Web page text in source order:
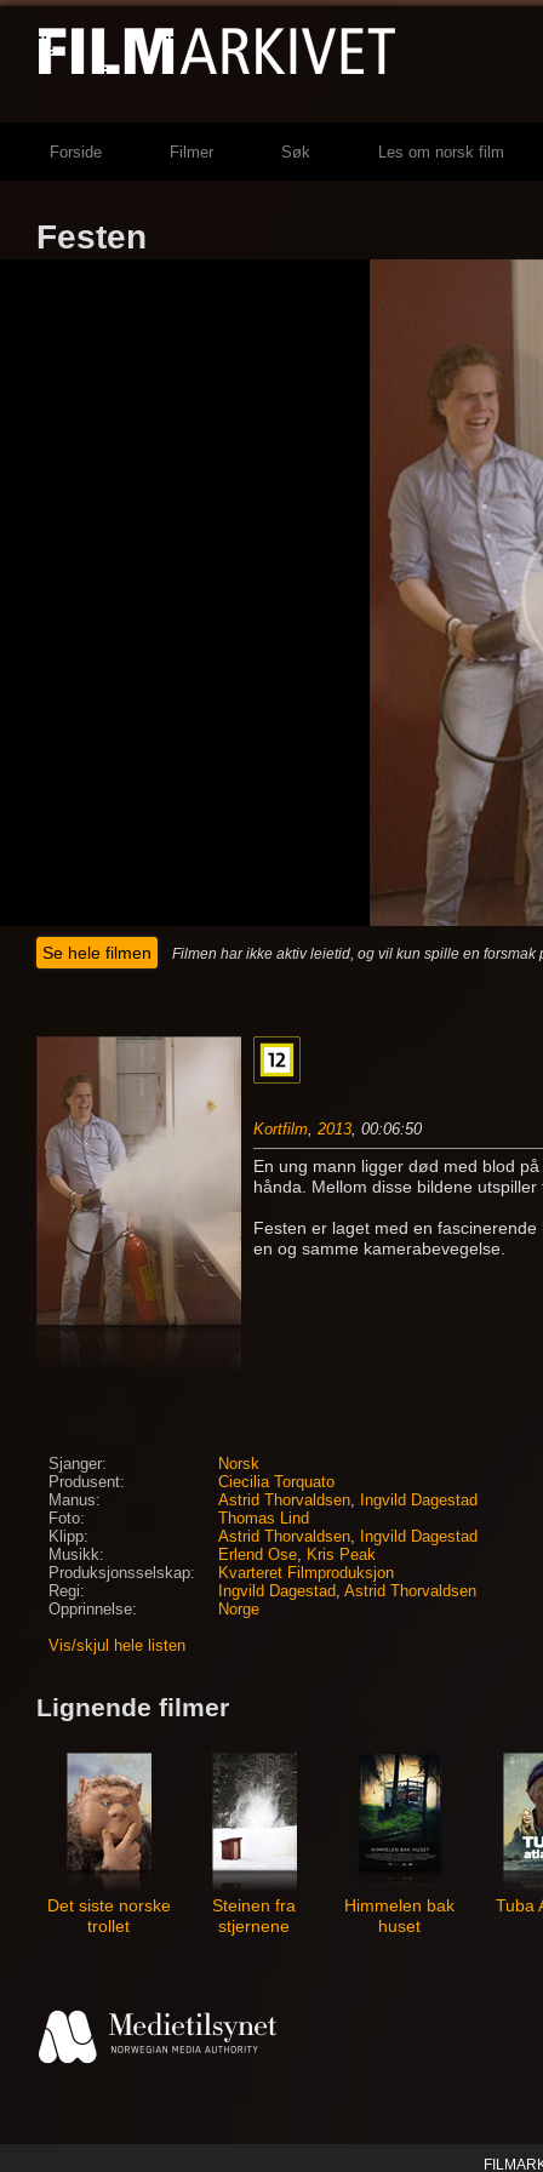
Forside Filmer Søk Les om norsk film
Festen
Se hele filmen Filmen har ikke aktiv leietid, og vil kun spille en forsmak
Kortfilm, 2013, 00:06:50
En ung mann ligger død med blod
hånda. Mellom disse bildene
Festen er laget med en
en og samme kamerabevegelse.
Sjanger:
Norsk
Produsent:
Ciecilia Torquato
Manus:
Astrid Thorvaldsen,
Ingvild Dagestad
Foto:
Thomas Lind
Klipp:
Astrid Thorvaldsen,
Ingvild Dagestad
Musikk:
Erlend Ose, Kris Peak
Produksjonsselskap:
Kvarteret Filmproduksjon
Regi:
Ingvild Dagestad, Astrid Thorvaldsen
Opprinnelse:
Norge
Vis/skjul hele listen
Lignende filmer
Det siste norske
trollet
Steinen fra
stjernene
Himmelen bak
huset
Tuba